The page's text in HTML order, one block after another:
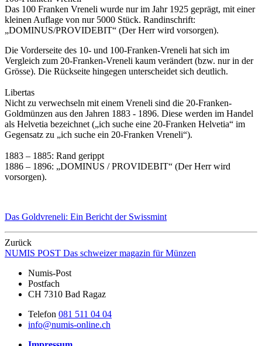
Das 100 Franken Vreneli wurde nur im Jahr 1925 geprägt, mit einer
kleinen Auflage von nur 5000 Stück. Randinschrift:
„DOMINUS/PROVIDEBIT“ (Der Herr wird vorsorgen).
Die Vorderseite des 10- und 100-Franken-Vreneli hat sich im
Vergleich zum 20-Franken-Vreneli kaum verändert (bzw. nur in der
Grösse). Die Rückseite hingegen unterscheidet sich deutlich.
Libertas
Nicht zu verwechseln mit einem Vreneli sind die 20-Franken-
Goldmünzen aus den Jahren 1883 - 1896. Diese werden im Handel
als Helvetia bezeichnet („ich suche eine 20-Franken Helvetia“ im
Gegensatz zu „ich suche ein 20-Franken Vreneli“).
1883 – 1885: Rand gerippt
1886 – 1896: „DOMINUS / PROVIDEBIT“ (Der Herr wird
vorsorgen).
Das Goldvreneli: Ein Bericht der Swissmint
Zurück
NUMIS POST Das schweizer magazin für Münzen
Numis-Post
Postfach
CH 7310 Bad Ragaz
Telefon 081 511 04 04
info@numis-online.ch